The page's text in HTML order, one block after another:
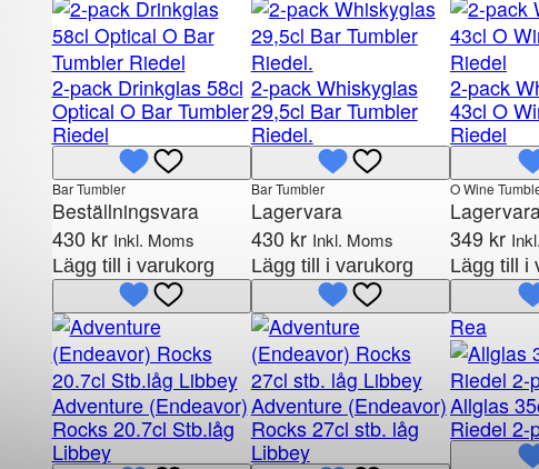
2-pack Drinkglas 58cl
Optical O Bar Tumbler
Riedel
Bar Tumbler
Beställningsvara
430 kr Inkl. Moms
Lägg till i varukorg
2-pack Whiskyglas
29,5cl Bar Tumbler
Riedel.
Bar Tumbler
Lagervara
430 kr Inkl. Moms
Lägg till i varukorg
2-pack
43cl O
Riedel
O Wine
349 kr
Lägg till i
Adventure (Endeavor)
Rocks 20.7cl Stb.låg
Libbey
Adventure (Endeavor)
Rocks 27cl stb. låg
Libbey
Rea
r
o
d
u
Allglas
Riedel 2-